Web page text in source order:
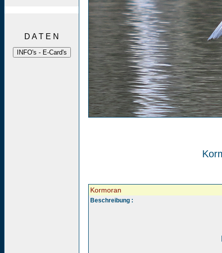
D A T E N
Kormoran
Beschreibung :